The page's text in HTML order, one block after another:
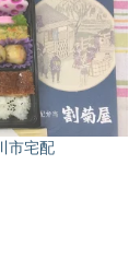
市宅配